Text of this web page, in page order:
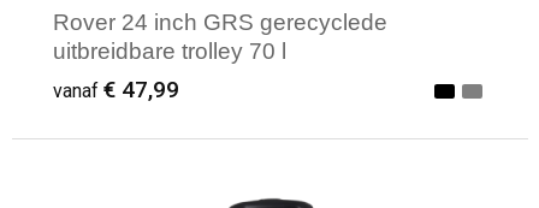
Rover 24 inch GRS gerecyclede
uitbreidbare trolley 70 l
vanaf € 47,99